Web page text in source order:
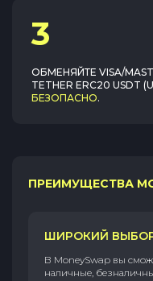
3
ОБМЕНЯЙТЕ VISA/
TETHER ERC20 USDT
БЕЗОПАСНО.
ПРЕИМУЩЕСТВА
ШИРОКИЙ
В MoneySwap вы
наличные,